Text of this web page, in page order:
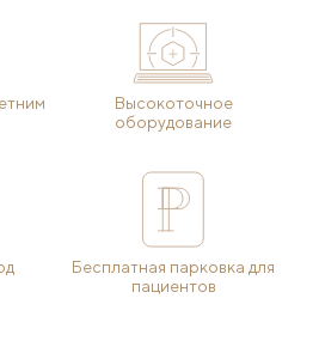
Высокоточное
оборудование
Бесплатная парковка для
пациентов